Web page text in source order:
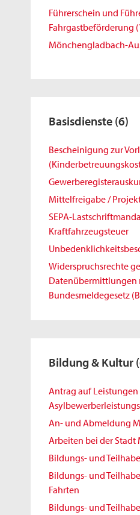
Führerschein und
Fahrgastbeförderung
Mönchengladbach-
Basisdienste (6)
Bescheinigung zur
Mittelfreigabe /
SEPA-
Kraftfahrzeugsteuer
Widerspruchsrechte
Datenübermittlungen
Bundesmeldegesetz
Bildung & Kultur
Antrag auf
An- und Abmeldung
Arbeiten bei der
Bildungs- und
Bildungs- und
Fahrten
Bildungs- und